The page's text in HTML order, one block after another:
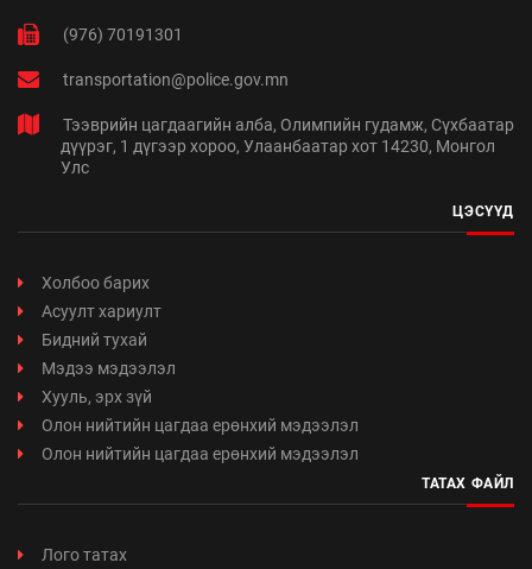
(976) 70191301
transportation@police.gov.mn
Тээврийн цагдаагийн алба, Олимпийн гудамж, Сүхбаатар
дүүрэг, 1 дүгээр хороо, Улаанбаатар хот 14230, Монгол
Улс
ЦЭСҮҮД
Холбоо барих
Асуулт хариулт
Бидний тухай
Мэдээ мэдээлэл
Хууль, эрх зүй
Олон нийтийн цагдаа ерөнхий мэдээлэл
Олон нийтийн цагдаа ерөнхий мэдээлэл
ТАТАХ ФАЙЛ
Лого татах